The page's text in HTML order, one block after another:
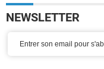
NEWSLETTER